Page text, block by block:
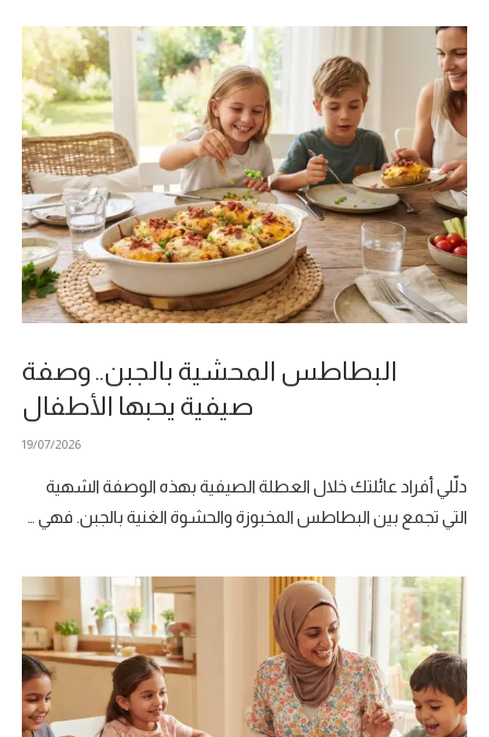
البطاطس المحشية بالجبن.. وصفة
صيفية يحبها الأطفال
19/07/2026
دلّلي أفراد عائلتك خلال العطلة الصيفية بهذه الوصفة الشهية
التي تجمع بين البطاطس المخبوزة والحشوة الغنية بالجبن. فهي …